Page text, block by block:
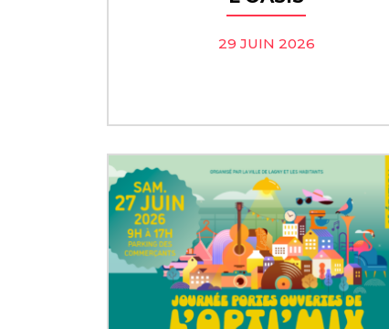
29 JUIN 2026